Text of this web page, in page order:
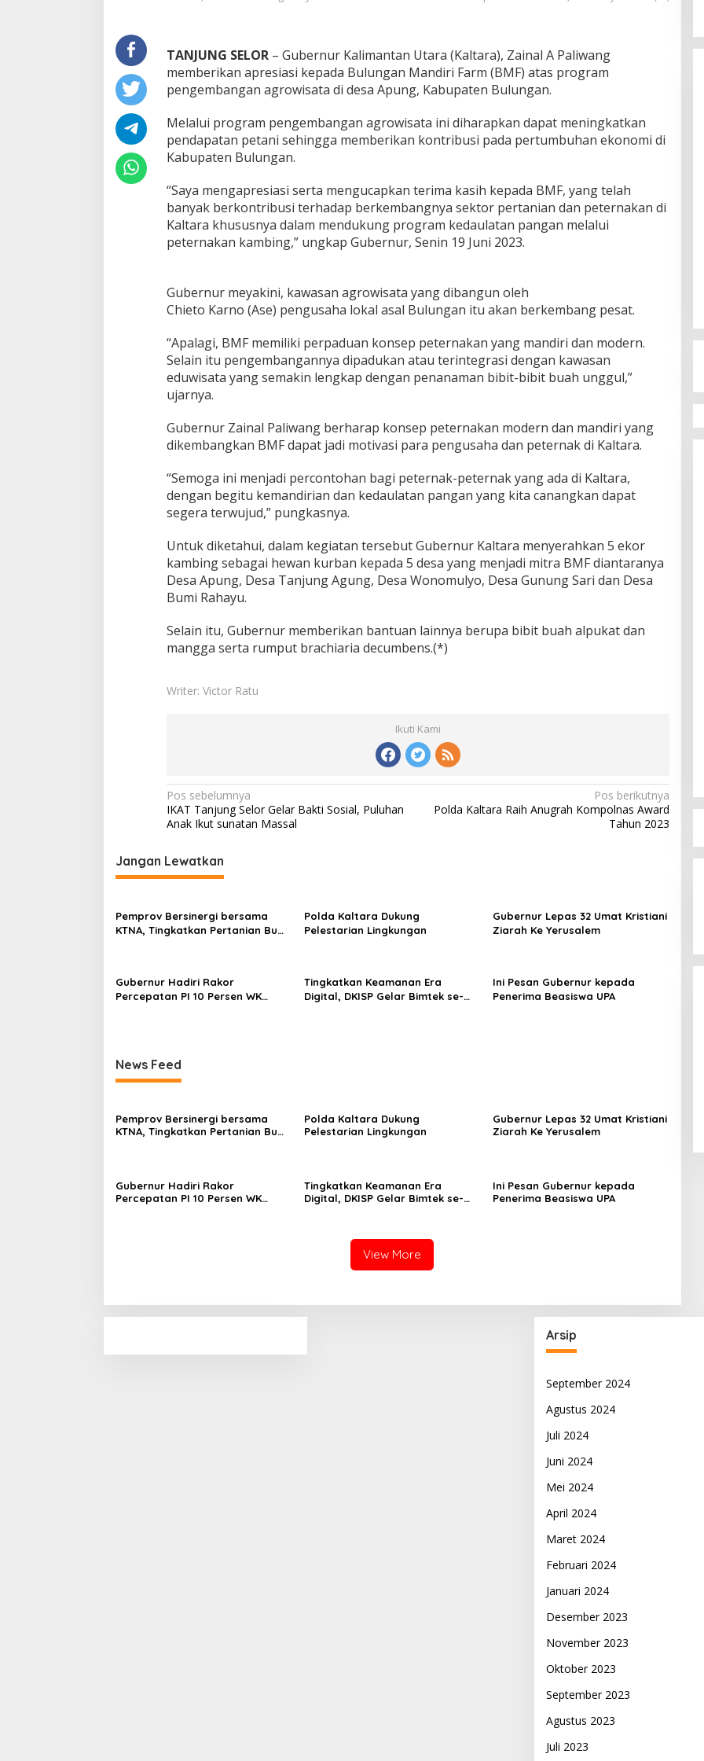
o
v
s
B
M
F
e
m
b
a
a
n
e
t
e
r
n
k
a
n
a
n
A
g
o
w
i
s
a
a
TANJUNG SELOR– Gubernur Kalimantan Utara (Kaltara), Zainal A Paliwang
memberikan apresiasi kepada Bulungan Mandiri Farm (BMF) atas program
pengembangan agrowisata di desa Apung, Kabupaten Bulungan.
Melalui program pengembangan agrowisata ini diharapkan dapat meningkatkan
pendapatan petani sehingga memberikan kontribusi pada pertumbuhan ekonomi di
Kabupaten Bulungan.
“Saya mengapresiasi serta mengucapkan terima kasih kepada BMF, yang telah
banyak berkontribusi terhadap berkembangnya sektor pertanian dan peternakan di
Kaltara khususnya dalam mendukung program kedaulatan pangan melalui
peternakan kambing,” ungkap Gubernur, Senin 19 Juni 2023.
Gubernur meyakini, kawasan agrowisata yang dibangun oleh
Chieto Karno (Ase) pengusaha lokal asal Bulungan itu akan berkembang pesat.
“Apalagi, BMF memiliki perpaduan konsep peternakan yang mandiri dan modern.
Selain itu pengembangannya dipadukan atau terintegrasi dengan kawasan
eduwisata yang semakin lengkap dengan penanaman bibit-bibit buah unggul,”
ujarnya.
Gubernur Zainal Paliwang berharap konsep peternakan modern dan mandiri yang
dikembangkan BMF dapat jadi motivasi para pengusaha dan peternak di Kaltara.
“Semoga ini menjadi percontohan bagi peternak-peternak yang ada di Kaltara,
dengan begitu kemandirian dan kedaulatan pangan yang kita canangkan dapat
segera terwujud,” pungkasnya.
Untuk diketahui, dalam kegiatan tersebut Gubernur Kaltara menyerahkan 5 ekor
kambing sebagai hewan kurban kepada 5 desa yang menjadi mitra BMF diantaranya
Desa Apung, Desa Tanjung Agung, Desa Wonomulyo, Desa Gunung Sari dan Desa
Bumi Rahayu.
Selain itu, Gubernur memberikan bantuan lainnya berupa bibit buah alpukat dan
mangga serta rumput brachiaria decumbens.(*)
Writer: Victor Ratu
Ikuti Kami
N
a
i
g
a
s
p
o
Pos sebelumnya
IKAT Tanjung Selor Gelar Bakti Sosial, Puluhan
Anak Ikut sunatan Massal
Pos berikutnya
Polda Kaltara Raih Anugrah Kompolnas Award
Tahun 2023
Jangan Lewatkan
Pemprov Bersinergi bersama
KTNA, Tingkatkan Pertanian Bumi
Polda Kaltara Dukung
Pelestarian Lingkungan
Gubernur Lepas 32 Umat Kristiani
Ziarah Ke Yerusalem
Gubernur Hadiri Rakor
Percepatan PI 10 Persen WK
Tingkatkan Keamanan Era
Digital, DKISP Gelar Bimtek se-
Ini Pesan Gubernur kepada
Penerima Beasiswa UPA
News Feed
Pemprov Bersinergi bersama
KTNA, Tingkatkan Pertanian Bumi
Polda Kaltara Dukung
Pelestarian Lingkungan
Gubernur Lepas 32 Umat Kristiani
Ziarah Ke Yerusalem
Gubernur Hadiri Rakor
Percepatan PI 10 Persen WK
Tingkatkan Keamanan Era
Digital, DKISP Gelar Bimtek se-
Ini Pesan Gubernur kepada
Penerima Beasiswa UPA
View More
KTNA, Tingkatkan Pertanian Bumi
Benuanta
Arsip
September 2024
Agustus 2024
Juli 2024
Juni 2024
Mei 2024
April 2024
Maret 2024
Februari 2024
Januari 2024
Desember 2023
November 2023
Oktober 2023
September 2023
Agustus 2023
Juli 2023